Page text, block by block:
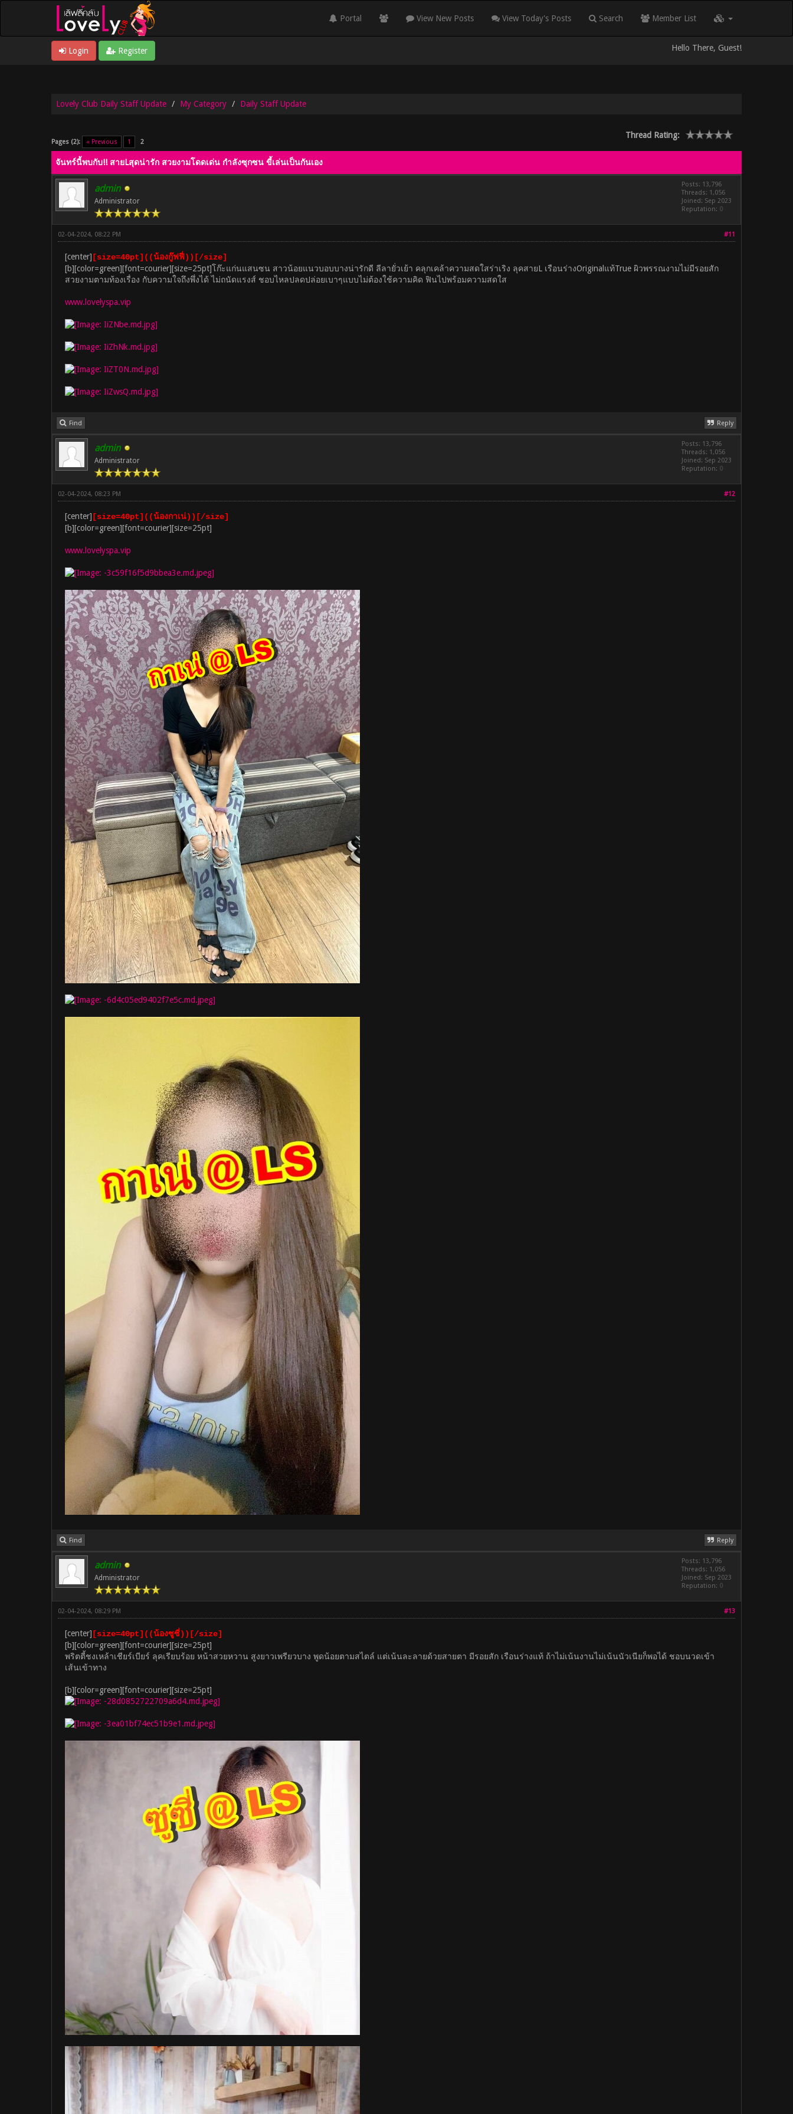
Portal View New Posts View Today's Posts Search Member List
Login Register Hello There, Guest!
Lovely Club Daily Staff Update My Category Daily Staff Update
Pages (2): « Previous 1 2
Thread Rating:
0 Vote(s) - 0 Average
1
2
3
4
5
จันทร์นี้พบกับ!! สายLสุดน่ารัก สวยงามโดดเด่น กำลังซุกซน ขี้เล่นเป็นกันเอง
admin
Administrator
Posts: 13,796
Threads: 1,056
Joined: Sep 2023
Reputation: 0
#11
02-04-2024, 08:22 PM
[center] [size=40pt]((น้องกู๊ฟฟี่))[/size]
[b][color=green][font=courier][size=25pt]โก๊ะแก่นแสนซน สาวน้อยแนวบอบบางน่ารักดี ลีลายั่วเย้า คลุกเคล้าความสดใสร่าเริง ลุคสายL เรือนร่างOriginalแท้True ผิวพรรณงามไม่มีรอยสัก
สวยงามตามท้องเรื่อง กับความใจถึงพึ่งได้ ไม่ถนัดแรงส์ ชอบไหลปลดปล่อยเบาๆแบบไม่ต้องใช้ความคิด ฟินไปพร้อมความสดใส
www.lovelyspa.vip
Find Reply
admin
Administrator
Posts: 13,796
Threads: 1,056
Joined: Sep 2023
Reputation: 0
#12
02-04-2024, 08:23 PM
[center] [size=40pt]((น้องกาเน่))[/size]
[b][color=green][font=courier][size=25pt]
www.lovelyspa.vip
Find Reply
admin
Administrator
Posts: 13,796
Threads: 1,056
Joined: Sep 2023
Reputation: 0
#13
02-04-2024, 08:29 PM
[center] [size=40pt]((น้องซูซี่))[/size]
[b][color=green][font=courier][size=25pt]
พริตตี้ชงเหล้าเชียร์เบียร์ ลุคเรียบร้อย หน้าสวยหวาน สูงยาวเพรียวบาง พูดน้อยตามสไตล์ แต่เน้นละลายด้วยสายตา มีรอยสัก เรือนร่างแท้ ถ้าไม่เน้นงานไม่เน้นนัวเนียก็พอได้ ชอบนวดเข้า
เส้นเข้าทาง
[b][color=green][font=courier][size=25pt]